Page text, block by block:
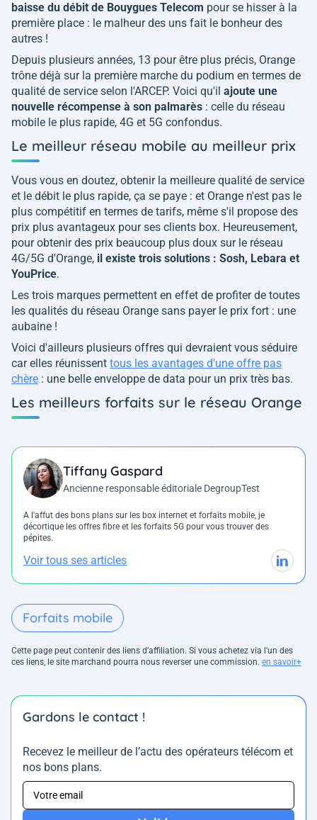
baisse du débit de Bouygues Telecom pour se hisser à la
première place : le malheur des uns fait le bonheur des
autres !
Depuis plusieurs années, 13 pour être plus précis, Orange
trône déjà sur la première marche du podium en termes de
qualité de service selon l'ARCEP. Voici qu'il ajoute une
nouvelle récompense à son palmarès : celle du réseau
mobile le plus rapide, 4G et 5G confondus.
Le meilleur réseau mobile au meilleur prix
Vous vous en doutez, obtenir la meilleure qualité de service
et le débit le plus rapide, ça se paye : et Orange n'est pas le
plus compétitif en termes de tarifs, même s'il propose des
prix plus avantageux pour ses clients box. Heureusement,
pour obtenir des prix beaucoup plus doux sur le réseau
4G/5G d'Orange, il existe trois solutions : Sosh, Lebara et
YouPrice.
Les trois marques permettent en effet de profiter de toutes
les qualités du réseau Orange sans payer le prix fort : une
aubaine !
Voici d'ailleurs plusieurs offres qui devraient vous séduire
car elles réunissent tous les avantages d'une offre pas
chère : une belle enveloppe de data pour un prix très bas.
Les meilleurs forfaits sur le réseau Orange
Tiffany Gaspard
Ancienne responsable éditoriale DegroupTest
A l'affut des bons plans sur les box internet et forfaits mobile, je
décortique les offres fibre et les forfaits 5G pour vous trouver des
pépites.
Voir tous ses articles
Forfaits mobile
Cette page peut contenir des liens d’affiliation. Si vous achetez via l'un des
ces liens, le site marchand pourra nous reverser une commission. en savoir+
Gardons le contact !
Recevez le meilleur de l’actu des opérateurs télécom et
nos bons plans.